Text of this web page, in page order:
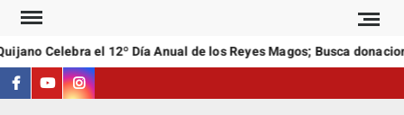
Saltar
contenidoCelebra el 12º Día Anual de los Reyes Magos; Busca
Facebook
YoutubeInstagram